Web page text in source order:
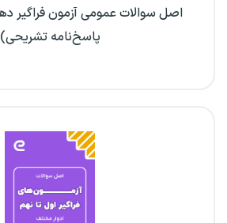
پاسخ‌نامه تشریحی)